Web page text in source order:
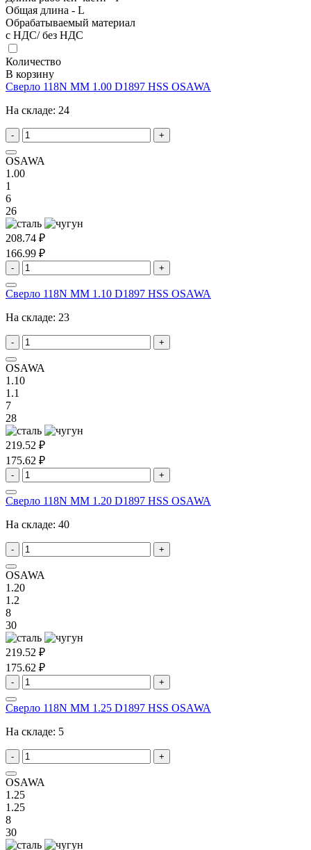
Общая длина - L
Обрабатываемый материал
с НДС/ без НДС
Количество
В корзину
Сверло 118N MM 1.00 D1897 HSS OSAWA
На складе: 24
- +
OSAWA
1.00
1
6
26
208.74 ₽
166.99 ₽
- +
Сверло 118N MM 1.10 D1897 HSS OSAWA
На складе: 23
- +
OSAWA
1.10
1.1
7
28
219.52 ₽
175.62 ₽
- +
Сверло 118N MM 1.20 D1897 HSS OSAWA
На складе: 40
- +
OSAWA
1.20
1.2
8
30
219.52 ₽
175.62 ₽
- +
Сверло 118N MM 1.25 D1897 HSS OSAWA
На складе: 5
- +
OSAWA
1.25
1.25
8
30